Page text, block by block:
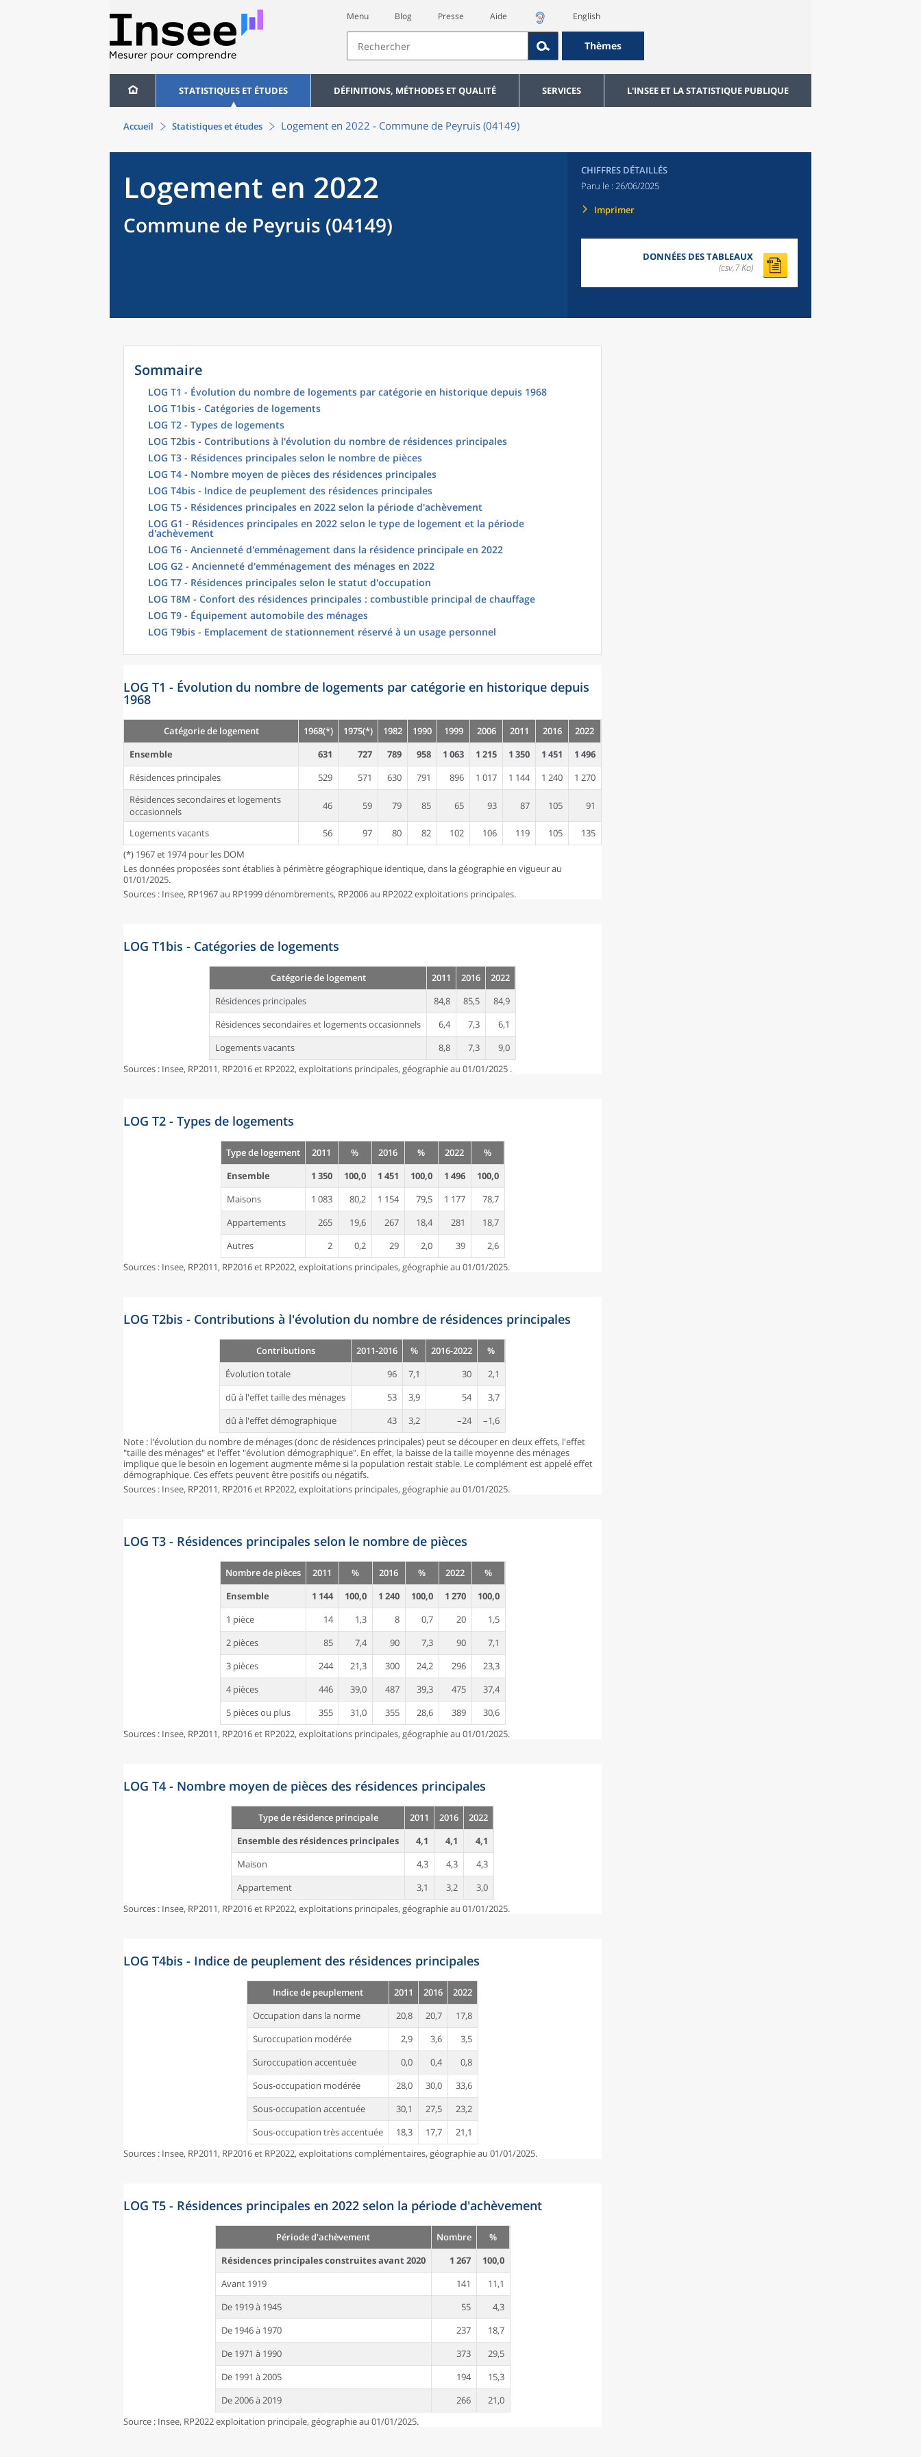
Menu Blog Presse Aide English
Thèmes
STATISTIQUES ET ÉTUDES DÉFINITIONS, MÉTHODES ET QUALITÉ SERVICES L'INSEE ET LA STATISTIQUE PUBLIQUE
Accueil Statistiques et études Logement en 2022 - Commune de Peyruis (04149)
Logement en 2022
Commune de Peyruis (04149)
CHIFFRES DÉTAILLÉS
Paru le : 26/06/2025
Imprimer
DONNÉES DES TABLEAUX
(csv,7 Ko)
Sommaire
LOG T1 - Évolution du nombre de logements par catégorie en historique depuis 1968
LOG T1bis - Catégories de logements
LOG T2 - Types de logements
LOG T2bis - Contributions à l'évolution du nombre de résidences principales
LOG T3 - Résidences principales selon le nombre de pièces
LOG T4 - Nombre moyen de pièces des résidences principales
LOG T4bis - Indice de peuplement des résidences principales
LOG T5 - Résidences principales en 2022 selon la période d'achèvement
LOG G1 - Résidences principales en 2022 selon le type de logement et la période
d'achèvement
LOG T6 - Ancienneté d'emménagement dans la résidence principale en 2022
LOG G2 - Ancienneté d'emménagement des ménages en 2022
LOG T7 - Résidences principales selon le statut d'occupation
LOG T8M - Confort des résidences principales : combustible principal de chauffage
LOG T9 - Équipement automobile des ménages
LOG T9bis - Emplacement de stationnement réservé à un usage personnel
LOG T1 - Évolution du nombre de logements par catégorie en historique depuis
1968
Catégorie de logement 1968(*) 1975(*) 1982 1990 1999 2006 2011 2016
2022
Ensemble
631 727 789 958 1 063 1 215 1 350 1 451
1 496
Résidences principales
529 571 630 791 896 1 017 1 144 1 240
1 270
Résidences secondaires et logements
occasionnels
46 59 79 85 65 93 87 105 91
Logements vacants 56 97 80 82 102 106 119 105
135
(*) 1967 et 1974 pour les DOM
Les données proposées sont établies à périmètre géographique identique, dans la géographie en vigueur au
01/01/2025.
Sources : Insee, RP1967 au RP1999 dénombrements, RP2006 au RP2022 exploitations principales.
LOG T1bis - Catégories de logements
Catégorie de logement 2011 2016
2022
Résidences principales
84,8 85,5
84,9
Résidences secondaires et logements occasionnels
6,4 7,3
6,1
Logements vacants
8,8 7,3
9,0
Sources : Insee, RP2011, RP2016 et RP2022, exploitations principales, géographie au 01/01/2025 .
LOG T2 - Types de logements
Type de logement 2011 % 2016 % 2022
%
Ensemble
1 350 100,0 1 451 100,0 1 496
100,0
Maisons
1 083 80,2 1 154 79,5 1 177
78,7
Appartements
265 19,6 267 18,4 281
18,7
Autres
2 0,2 29 2,0 39
2,6
Sources : Insee, RP2011, RP2016 et RP2022, exploitations principales, géographie au 01/01/2025.
LOG T2bis - Contributions à l'évolution du nombre de résidences principales
Contributions 2011-2016 % 2016-2022
%
Évolution totale
96 7,1 30
2,1
dû à l'effet taille des ménages
53 3,9 54
3,7
dû à l'effet démographique
43 3,2 –24
–1,6
Note : l'évolution du nombre de ménages (donc de résidences principales) peut se découper en deux effets, l'effet
"taille des ménages" et l'effet "évolution démographique". En effet, la baisse de la taille moyenne des ménages
implique que le besoin en logement augmente même si la population restait stable. Le complément est appelé effet
démographique. Ces effets peuvent être positifs ou négatifs.
Sources : Insee, RP2011, RP2016 et RP2022, exploitations principales, géographie au 01/01/2025.
LOG T3 - Résidences principales selon le nombre de pièces
Nombre de pièces 2011 % 2016 % 2022
%
Ensemble
1 144 100,0 1 240 100,0 1 270
100,0
1 pièce
14 1,3 8 0,7 20
1,5
2 pièces
85 7,4 90 7,3 90
7,1
3 pièces
244 21,3 300 24,2 296
23,3
4 pièces
446 39,0 487 39,3 475
37,4
5 pièces ou plus
355 31,0 355 28,6 389
30,6
Sources : Insee, RP2011, RP2016 et RP2022, exploitations principales, géographie au 01/01/2025.
LOG T4 - Nombre moyen de pièces des résidences principales
Type de résidence principale 2011 2016
2022
Ensemble des résidences principales
4,1 4,1
4,1
Maison
4,3 4,3
4,3
Appartement
3,1 3,2
3,0
Sources : Insee, RP2011, RP2016 et RP2022, exploitations principales, géographie au 01/01/2025.
LOG T4bis - Indice de peuplement des résidences principales
Indice de peuplement 2011 2016
2022
Occupation dans la norme
20,8 20,7
17,8
Suroccupation modérée
2,9 3,6
3,5
Suroccupation accentuée
0,0 0,4
0,8
Sous-occupation modérée
28,0 30,0
33,6
Sous-occupation accentuée
30,1 27,5
23,2
Sous-occupation très accentuée
18,3 17,7
21,1
Sources : Insee, RP2011, RP2016 et RP2022, exploitations complémentaires, géographie au 01/01/2025.
LOG T5 - Résidences principales en 2022 selon la période d'achèvement
Période d'achèvement Nombre
%
Résidences principales construites avant 2020
1 267
100,0
Avant 1919
141
11,1
De 1919 à 1945
55
4,3
De 1946 à 1970
237
18,7
De 1971 à 1990
373
29,5
De 1991 à 2005
194
15,3
De 2006 à 2019
266
21,0
Source : Insee, RP2022 exploitation principale, géographie au 01/01/2025.